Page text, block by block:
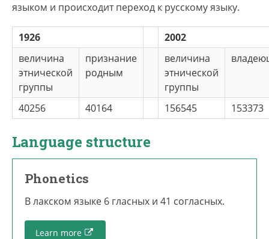
языком и происходит переход к русскому языку.
1926
2002
величина
этнической
группы
признание
родным
величина
этнической
группы
40256 40164 156545 153373
Language structure
Phonetics
В лакском языке 6 гласных и 41 согласных.
Learn more